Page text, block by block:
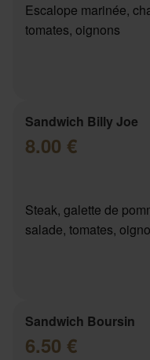
Escalope marinée,
tomates, oignons
Sandwich Billy Joe
8.00 €
Steak, galette de
salade, tomates,
Sandwich Boursin
6.50 €